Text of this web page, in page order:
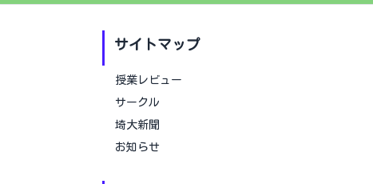
サイトマップ
授業レビュー
サークル
埼大新聞
お知らせ